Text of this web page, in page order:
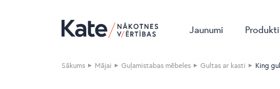
Jaunumi Produkti
Sākums Mājai Guļamistabas mēbeles Gultas ar kasti King